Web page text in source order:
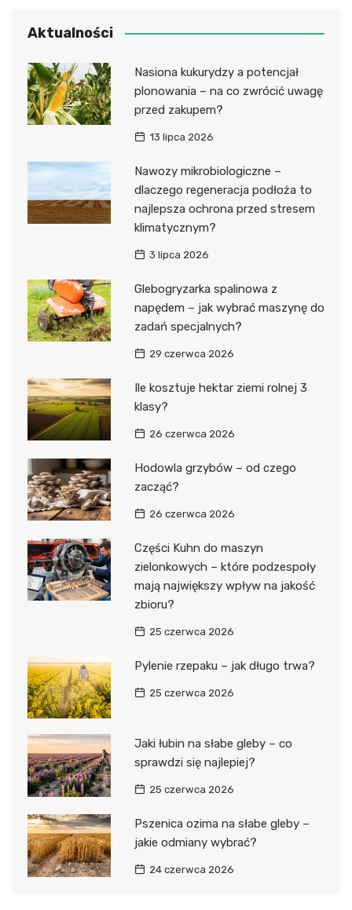
Aktualności
Nasiona kukurydzy a potencjał
plonowania – na co zwrócić uwagę
przed zakupem?
13 lipca 2026
Nawozy mikrobiologiczne –
dlaczego regeneracja podłoża to
najlepsza ochrona przed stresem
klimatycznym?
3 lipca 2026
Glebogryzarka spalinowa z
napędem – jak wybrać maszynę do
zadań specjalnych?
29 czerwca 2026
Ile kosztuje hektar ziemi rolnej 3
klasy?
26 czerwca 2026
Hodowla grzybów – od czego
zacząć?
26 czerwca 2026
Części Kuhn do maszyn
zielonkowych – które podzespoły
mają największy wpływ na jakość
zbioru?
25 czerwca 2026
Pylenie rzepaku – jak długo trwa?
25 czerwca 2026
Jaki łubin na słabe gleby – co
sprawdzi się najlepiej?
25 czerwca 2026
Pszenica ozima na słabe gleby –
jakie odmiany wybrać?
24 czerwca 2026